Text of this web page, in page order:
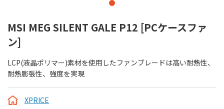
MSI MEG SILENT GALE P12 [PCケースファ
ン]
LCP(液晶ポリマー)素材を使用したファンブレードは高い耐熱性、
耐熱膨張性、強度を実現
XPRICE